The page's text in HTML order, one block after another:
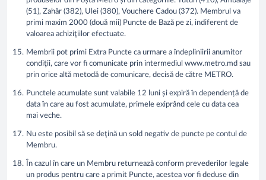
(51), Zahăr (382), Ulei (380), Vouchere Cadou (372). Membrul va
primi maxim 2000 (două mii) Puncte de Bază pe zi, indiferent de
valoarea achiziţiilor efectuate.
Membrii pot primi Extra Puncte ca urmare a îndepliniirii anumitor
condiţii, care vor fi comunicate prin intermediul www.metro.md sau
prin orice altă metodă de comunicare, decisă de către METRO.
Punctele acumulate sunt valabile 12 luni și expiră în dependență de
data în care au fost acumulate, primele exiprând cele cu data cea
mai veche.
Nu este posibil să se deţină un sold negativ de puncte pe contul de
Membru.
În cazul în care un Membru returnează conform prevederilor legale
un produs pentru care a primit Puncte, acestea vor fi deduse din